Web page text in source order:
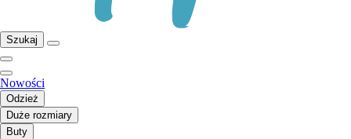
Szukaj
Nowości
Odzież
Duże rozmiary
Buty